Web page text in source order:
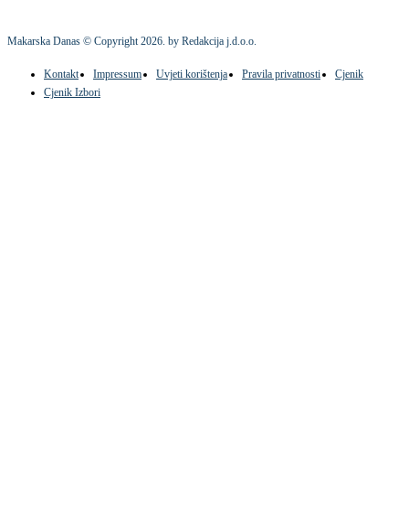
Makarska Danas © Copyright2026. by Redakcija j.d.o.o.
Kontakt Impressum Uvjeti korištenja Pravila privatnosti
Cjenik
Cjenik Izbori